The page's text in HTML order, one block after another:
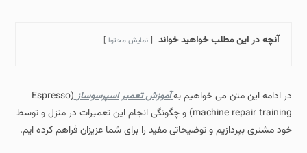
آنچه در این مطلب خواهید خواند نمایش محتوا
در ادامه این متن می خواهیم بهآموزش تعمیر اسپرسوساز (Espresso
machine repair training) و چگونگی انجام این تعمیرات در منزل و توسط
خود مشتری بپردازیم و توضیحاتی مفید را برای شما عزیزان فراهم کرده ایم.